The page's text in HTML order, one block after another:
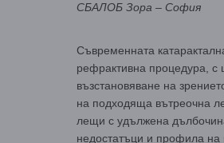
СБАЛОБ Зора – София
Съвременната
рефрактивна процедура, с
възстановяване на
на подходяща вътреочна
лещи с удължена
недостатъци и профила на